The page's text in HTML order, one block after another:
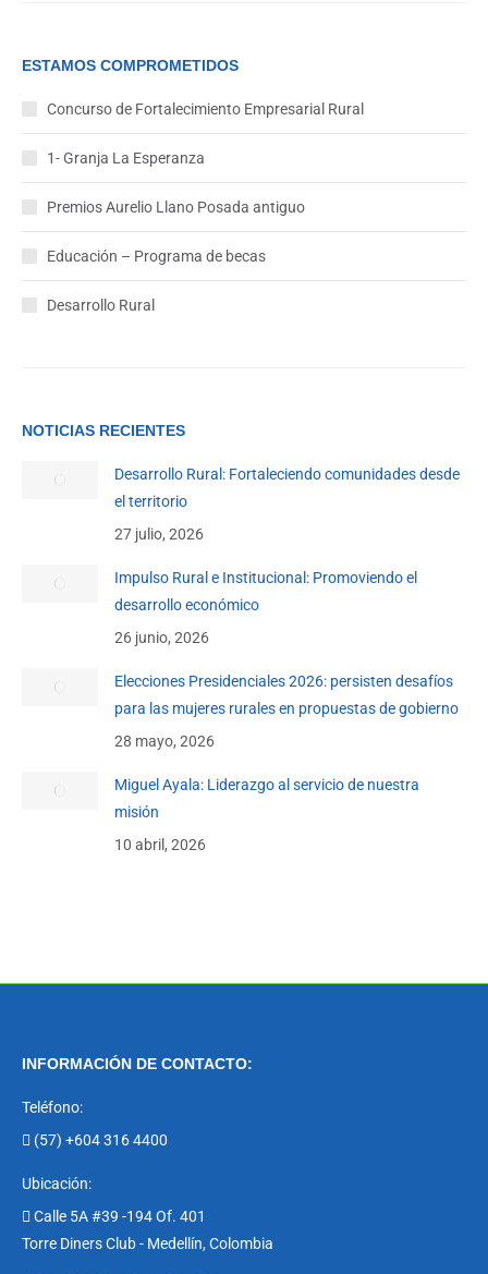
ESTAMOS COMPROMETIDOS
Concurso de Fortalecimiento Empresarial Rural
1- Granja La Esperanza
Premios Aurelio Llano Posada antiguo
Educación – Programa de becas
Desarrollo Rural
NOTICIAS RECIENTES
Desarrollo Rural: Fortaleciendo comunidades desde
el territorio
27 julio, 2026
Impulso Rural e Institucional: Promoviendo el
desarrollo económico
26 junio, 2026
Elecciones Presidenciales 2026: persisten desafíos
para las mujeres rurales en propuestas de gobierno
28 mayo, 2026
Miguel Ayala: Liderazgo al servicio de nuestra
misión
10 abril, 2026
INFORMACIÓN DE CONTACTO:
Teléfono:
(57) +604 316 4400
Ubicación:
Calle 5A #39 -194 Of. 401
Torre Diners Club - Medellín, Colombia